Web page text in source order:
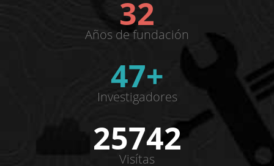
32
Años de fundación
47+
Investigadores
25742
Visítas